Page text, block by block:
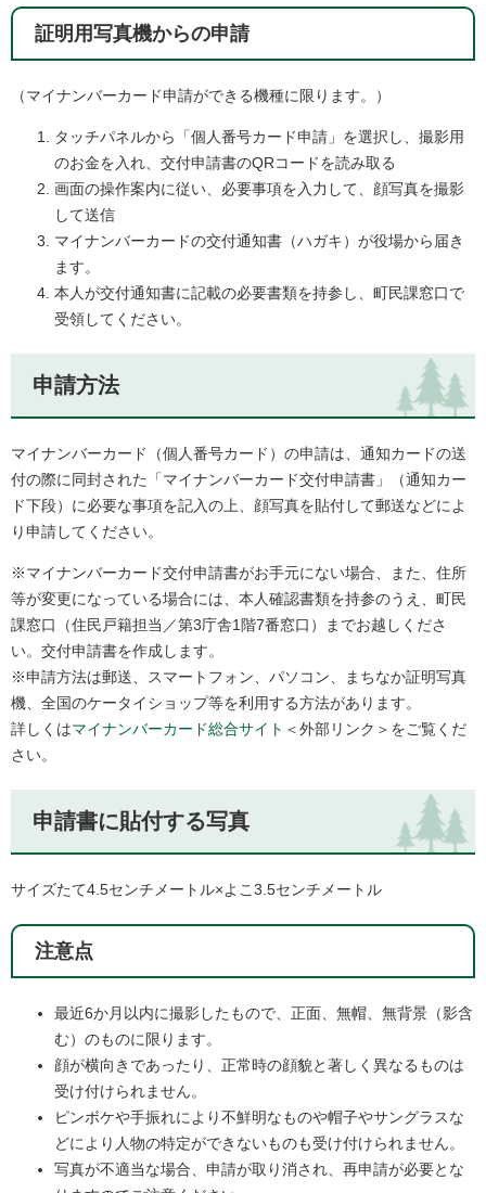
証明用写真機からの申請
（マイナンバーカード申請ができる機種に限ります。）
タッチパネルから「個人番号カード申請」を選択し、撮影用
のお金を入れ、交付申請書のQRコードを読み取る
画面の操作案内に従い、必要事項を入力して、顔写真を撮影
して送信
マイナンバーカードの交付通知書（ハガキ）が役場から届き
ます。
本人が交付通知書に記載の必要書類を持参し、町民課窓口で
受領してください。
申請方法
マイナンバーカード（個人番号カード）の申請は、通知カードの送
付の際に同封された「マイナンバーカード交付申請書」（通知カー
ド下段）に必要な事項を記入の上、顔写真を貼付して郵送などによ
り申請してください。
※マイナンバーカード交付申請書がお手元にない場合、また、住所
等が変更になっている場合には、本人確認書類を持参のうえ、町民
課窓口（住民戸籍担当／第3庁舎1階7番窓口）までお越しくださ
い。交付申請書を作成します。
※申請方法は郵送、スマートフォン、パソコン、まちなか証明写真
機、全国のケータイショップ等を利用する方法があります。
詳しくはマイナンバーカード総合サイト ＜外部リンク＞ をご覧くだ
さい。
申請書に貼付する写真
サイズたて4.5センチメートル×よこ3.5センチメートル
注意点
最近6か月以内に撮影したもので、正面、無帽、無背景（影含
む）のものに限ります。
顔が横向きであったり、正常時の顔貌と著しく異なるものは
受け付けられません。
ピンボケや手振れにより不鮮明なものや帽子やサングラスな
どにより人物の特定ができないものも受け付けられません。
写真が不適当な場合、申請が取り消され、再申請が必要とな